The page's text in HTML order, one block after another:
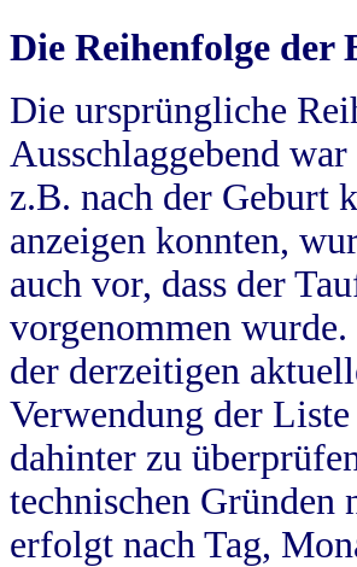
Die Reihenfolge der
Die ursprüngliche
Ausschlaggebend
z.B. nach der Geburt
anzeigen konnten,
auch vor, dass der
vorgenommen
der derzeitigen
Verwendung der
dahinter zu
technischen Gründen
erfolgt nach Tag,